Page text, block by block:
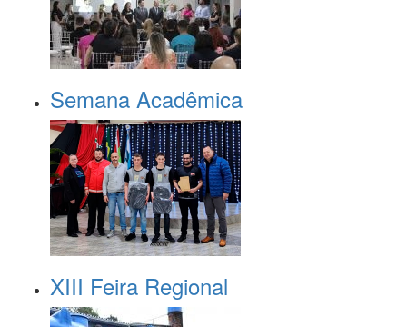
Semana Acadêmica
XIII Feira Regional